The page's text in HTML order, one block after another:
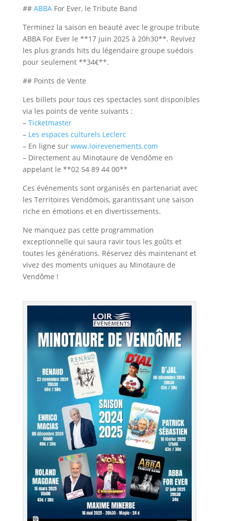
##ABBAFor Ever, le Tribute Band
Terminez la saison en beauté avec le groupe tribute
ABBA For Ever le **17 juin 2025 à 20h30**. Revivez
les plus grands hits du légendaire groupe suédois
pour seulement **34€**.
## Points de Vente
Les billets pour tous ces spectacles sont disponibles
via les points de vente suivants :
– Ticketmaster
– Les espaces culturels Leclerc
– En ligne surwww.loirevenements.com
– Directement au Minotaure de Vendôme en
appelant le **02 54 89 44 00**
Ces événements sont organisés en partenariat avec
les Territoires Vendômois, garantissant une saison
riche en émotions et en divertissements.
Ne manquez pas cette programmation
exceptionnelle qui saura ravir tous les goûts et
toutes les générations. Réservez dès maintenant et
vivez des moments uniques au Minotaure de
Vendôme !